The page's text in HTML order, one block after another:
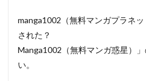
manga1002（無料マンガプラネ
された？
Manga1002（無料マンガ惑星）
い。